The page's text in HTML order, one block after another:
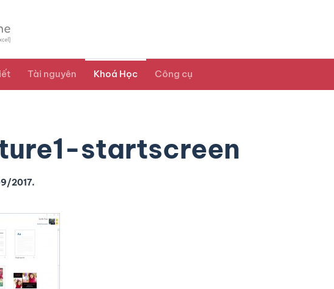
Tài nguyên Khoá Học Công cụ
startscreen
2017.